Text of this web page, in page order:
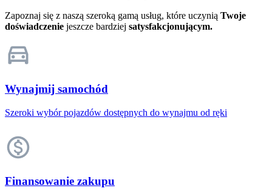
Zapoznaj się z naszą szeroką gamą usług, które uczynią Twoje
doświadczenie jeszcze bardziej satysfakcjonującym.
Wynajmij samochód
Szeroki wybór pojazdów dostępnych do wynajmu od ręki
Finansowanie zakupu